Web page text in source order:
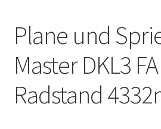
Plane und
Master DKL3
Radstand